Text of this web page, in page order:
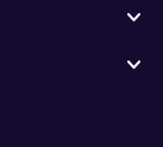
expand_more
expand_more